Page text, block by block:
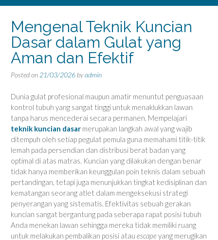
Mengenal Teknik Kuncian
Dasar dalam Gulat yang
Aman dan Efektif
Posted on 21/03/2026 byadmin
Dunia gulat profesional maupun amatir menuntut penguasaan
kontrol tubuh yang sangat tinggi untuk menaklukkan lawan
tanpa harus mencederai secara permanen. Mempelajari
teknik kuncian dasar merupakan langkah awal yang wajib
ditempuh oleh setiap pegulat pemula guna memahami titik-titik
lemah pada persendian dan distribusi berat badan yang
optimal di atas matras. Kuncian yang dilakukan dengan benar
tidak hanya memberikan keunggulan poin teknis dalam sebuah
pertandingan, tetapi juga menunjukkan tingkat kedisiplinan dan
kematangan seorang atlet dalam mengeksekusi strategi
penyerangan yang sistematis. Efektivitas sebuah gerakan
kuncian sangat bergantung pada seberapa rapat posisi tubuh
Anda menekan lawan sehingga mereka tidak memiliki ruang
untuk melakukan pembalikan posisi atau escapeyang merugikan